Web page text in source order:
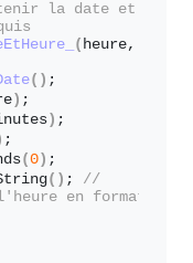
la date et
( heure,
( ) ;
) ;
) ;
;
(0 ) ;
( ) ; //
en format